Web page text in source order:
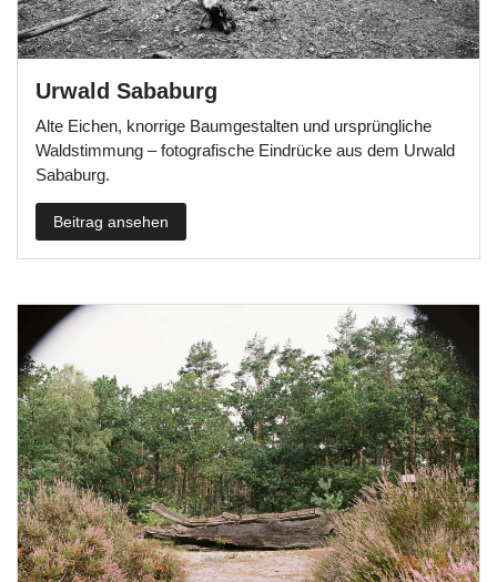
Urwald Sababurg
Alte Eichen, knorrige Baumgestalten und ursprüngliche
Waldstimmung – fotografische Eindrücke aus dem Urwald
Sababurg.
Beitrag ansehen